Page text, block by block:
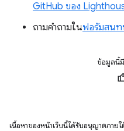
GitHub ของ
ถามคำถามในฟอรัมสนท
ข้อมูลนี้
เนื้อหาของหน้าเว็บนี้ได้รับอนุญาตภายใ